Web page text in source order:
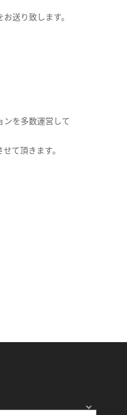
送り致します。
ンを多数運営して
て頂きます。